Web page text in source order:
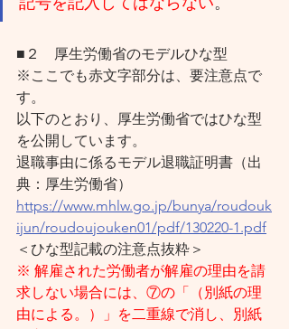
■２　厚生労働省のモデルひな型
※ここでも赤文字部分は、要注意点で
す。
以下のとおり、厚生労働省ではひな型
を公開しています。
退職事由に係るモデル退職証明書（出
典：厚生労働省）
https://www.mhlw.go.jp/bunya/roudouk
ijun/roudoujouken01/pdf/130220-1.pdf
＜ひな型記載の注意点抜粋＞
※ 解雇された労働者が解雇の理由を請
求しない場合には、⑦の「（別紙の理
由による。）」を二重線で消し、別紙